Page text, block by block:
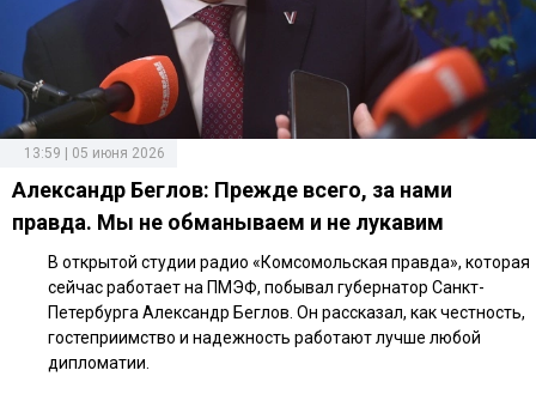
13:59 | 05 июня 2026
Александр Беглов: Прежде всего, за нами
правда. Мы не обманываем и не лукавим
В открытой студии радио «Комсомольская правда», которая
сейчас работает на ПМЭФ, побывал губернатор Санкт-
Петербурга Александр Беглов. Он рассказал, как честность,
гостеприимство и надежность работают лучше любой
дипломатии.